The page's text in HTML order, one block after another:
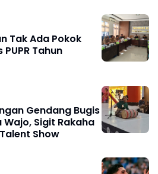
Tak Ada Pokok
PUPR Tahun
Gendang Bugis
Sigit Rakaha
Show